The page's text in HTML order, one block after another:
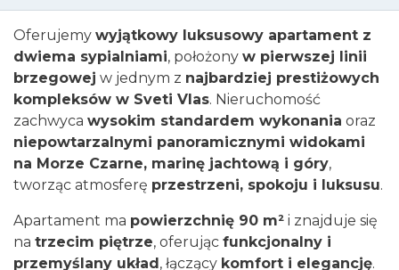
Oferujemy wyjątkowy luksusowy apartament z
dwiema sypialniami, położony w pierwszej linii
brzegowej w jednym z najbardziej prestiżowych
kompleksów w Sveti Vlas. Nieruchomość
zachwyca wysokim standardem wykonania oraz
niepowtarzalnymi panoramicznymi widokami
na Morze Czarne, marinę jachtową i góry,
tworząc atmosferę przestrzeni, spokoju i luksusu.
Apartament ma powierzchnię 90 m² i znajduje się
na trzecim piętrze, oferując funkcjonalny i
przemyślany układ , łączący komfort i elegancję.